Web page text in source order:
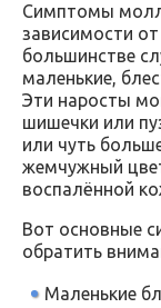
Симптомы
зависимости
большинстве
маленькие,
Эти наросты
шишечки или
или чуть
жемчужный
воспалённой
Вот основные
обратить
Маленькие